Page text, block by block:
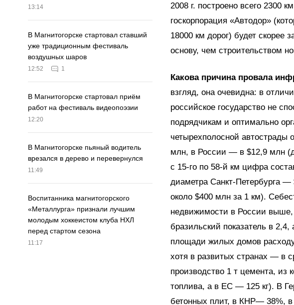
13:14
В Магнитогорске стартовал ставший
уже традиционным фестиваль
воздушных шаров
12:52 1
В Магнитогорске стартовал приём
работ на фестиваль видеопоэзии
12:20
В Магнитогорске пьяный водитель
врезался в дерево и перевернулся
11:49
Воспитанника магнитогорского
«Металлурга» признали лучшим
молодым хоккеистом клуба НХЛ
перед стартом сезона
11:17
2008 г. построено всего 2300
госкорпорация «Автодор»
18000 км дорог) будет скорее
основу, чем строительством
Какова причина провала
взгляд, она очевидна: в
российское государство не
подрядчикам и оптимально
четырехполосной
млн, в России — в $12,9 млн
с 15-го по 58-й км цифра
диаметра Санкт-Петербурга
около $400 млн за 1 км).
недвижимости в России
бразильский показатель в
площади жилых домов
хотя в развитых странах — в
производство 1 т цемента, из
топлива, а в ЕС — 125 кг). В
бетонных плит, в КНР— 38%,